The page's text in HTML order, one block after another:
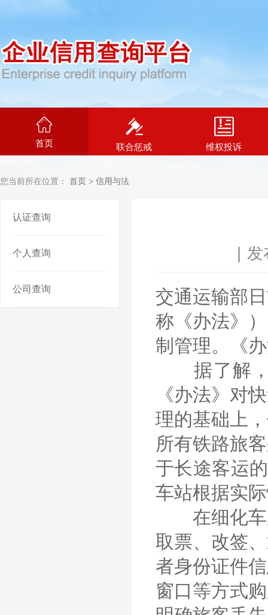
首页 联合惩戒 维权投诉
您当前所在位置： 首页 > 信用与法
认证查询
个人查询
公司查询
发
交通运输部
称《办法》
制管理。《
据了解，
《办法》对
理的基础上
所有铁路旅
于长途客运
车站根据实
在细化车
取票、改签
者身份证件
窗口等方式